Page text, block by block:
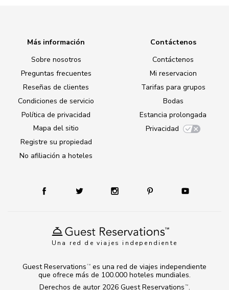
Una red de viajes independiente
Más información
Sobre nosotros
Preguntas frecuentes
Reseñas de clientes
Condiciones de servicio
Política de privacidad
Mapa del sitio
Registre su propiedad
No afiliación a hoteles
Contáctenos
Contáctenos
Mi reservacion
Tarifas para grupos
Bodas
Estancia prolongada
Privacidad
Derechos de autor 2026 Guest Reservations TM .
Guest Reservations TM
es una red de viajes independiente
que ofrece más de 100.000 hoteles mundiales.